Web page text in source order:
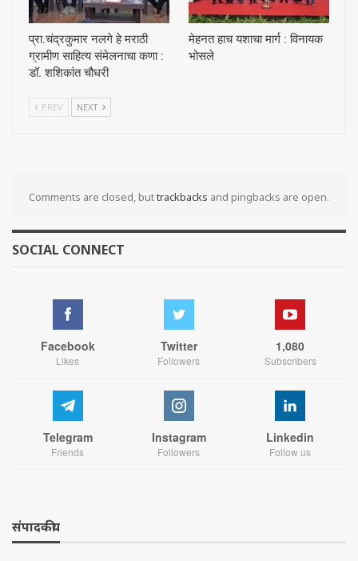
प्रा.चंद्रकुमार नलगे हे मराठी
ग्रामीण साहित्य संमेलनाचा कणा :
डॉ. शशिकांत चौधरी
मेहनत हाच यशाचा मार्ग : विनायक
भोसले
PREV NEXT
Comments are closed, buttrackbacks and pingbacks are open.
SOCIAL CONNECT
Facebook
Likes
Twitter
Followers
1,080
Subscribers
Telegram
Friends
Instagram
Followers
Linkedin
Follow us
संपादकीय